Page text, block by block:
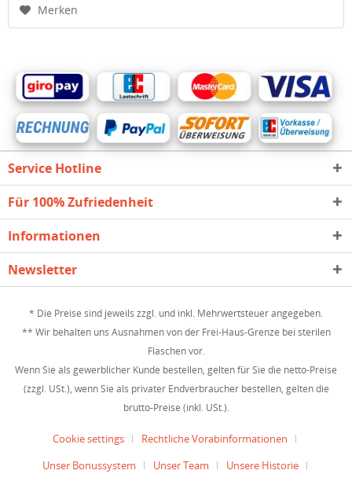
Merken
Service Hotline
Für 100% Zufriedenheit
Informationen
Newsletter
* Die Preise sind jeweils zzgl. und inkl. Mehrwertsteuer angegeben.
** Wir behalten uns Ausnahmen von der Frei-Haus-Grenze bei sterilen
Flaschen vor.
Wenn Sie als gewerblicher Kunde bestellen, gelten für Sie die netto-Preise
(zzgl. USt.), wenn Sie als privater Endverbraucher bestellen, gelten die
brutto-Preise (inkl. USt.).
Cookie settings
Rechtliche Vorabinformationen
Unser Bonussystem
Unser Team
Unsere Historie